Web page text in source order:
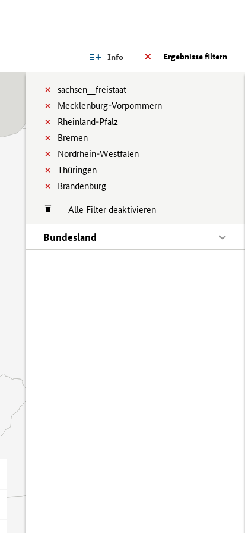
Ergebnisse filtern
Info
sachsen__freistaat
Mecklenburg-Vorpommern
Rheinland-Pfalz
Bremen
Nordrhein-Westfalen
Thüringen
Brandenburg
Alle Filter deaktivieren
Bundesland